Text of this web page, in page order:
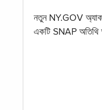
নতুন NY.GOV
একটি SNAP অতিথি